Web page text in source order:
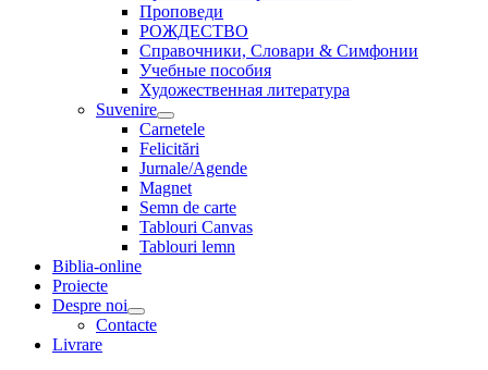
Проповеди
РОЖДЕСТВО
Справочники, Словари & Симфонии
Учебные пособия
Художественная литература
Suvenire
Carnetele
Felicitări
Jurnale/Agende
Magnet
Semn de carte
Tablouri Canvas
Tablouri lemn
Biblia-online
Proiecte
Despre noi
Contacte
Livrare